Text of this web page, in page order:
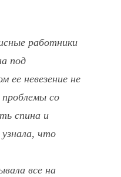
работники
под
ее невезение не
проблемы со
спина и
что
все на